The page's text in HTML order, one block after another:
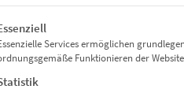
eine Liste der Service-
Services ermöglichen
Funktionieren der